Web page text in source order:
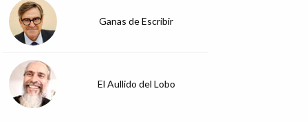
Ganas de Escribir
El Aullido del Lobo